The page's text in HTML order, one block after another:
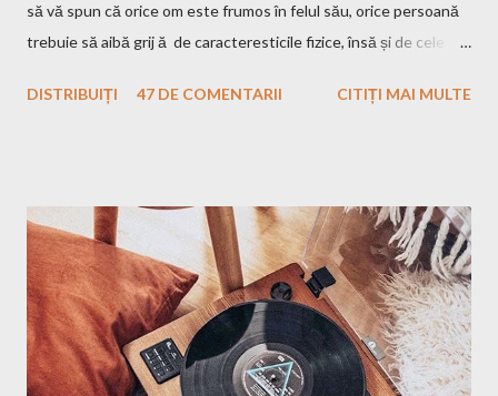
să vă spun că orice om este frumos în felul său, orice persoană
trebuie să aibă grij ă de caracteresticile fizice, însă și de cele
bun, iar eu am crescut într-o familie unde aceste două aspecte
am un comportament care să nu deranjeze pe cei din jurul meu.
Însă de când eram mică am fost fascinată de ceva: mama
mereu se trezește mai devreme, înainte de a pleca la serviciu și
își repet ă ritualul de frumusețe...
DISTRIBUIȚI 47 DE COMENTARII CITIȚI MAI MULTE